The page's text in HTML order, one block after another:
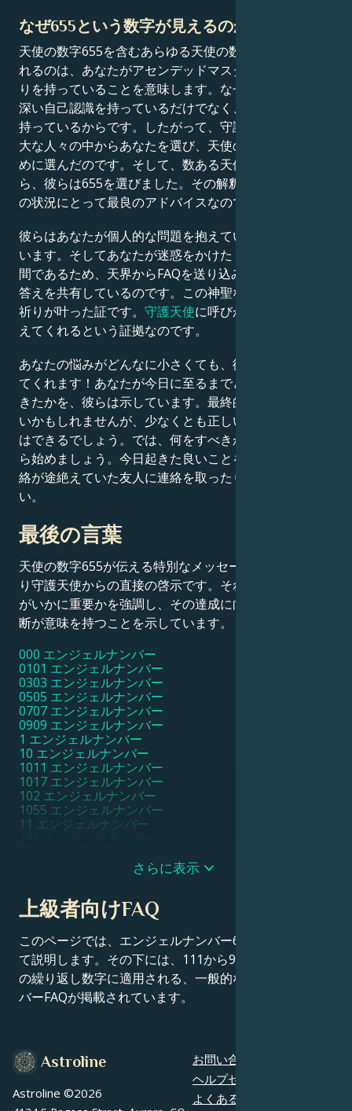
なぜ655という数字が見えるのか？
天使の数字655を含むあらゆる天使の数字が繰り返し現
れるのは、あなたがアセンデッドマスターと強いつなが
りを持っていることを意味します。なぜなら、あなたは
深い自己認識を持っているだけでなく、成長への渇望も
持っているからです。したがって、守護天使たちは、膨
大な人々の中からあなたを選び、天使の数字を広めるた
めに選んだのです。そして、数ある天使の数字の中か
ら、彼らは655を選びました。その解釈は、今のあなた
の状況にとって最良のアドバイスなのです。
彼らはあなたが個人的な問題を抱えていることを知って
います。そしてあなたが迷惑をかけたくないタイプの人
間であるため、天界からFAQを送り込み、ここに明確な
答えを共有しているのです。この神聖な導きはあなたの
祈りが叶った証です。 守護天使に呼びかければ、時に応
えてくれるという証拠なのです。
あなたの悩みがどんなに小さくても、彼らは喜んで助け
てくれます！あなたが今日に至るまでどれほど努力して
きたかを、彼らは示しています。最終的な決断は下せな
いかもしれませんが、少なくとも正しい方向へ導くこと
はできるでしょう。では、何をすべきか？小さなことか
ら始めましょう。今日起きた良いことを見つけたり、連
絡が途絶えていた友人に連絡を取ったりしてみてくださ
い。
最後の言葉
天使の数字655が伝える特別なメッセージは、前述の通
り守護天使からの直接の啓示です。それはあなたの目標
がいかに重要かを強調し、その達成に向けたあらゆる決
断が意味を持つことを示しています。
000 エンジェルナンバー
0101 エンジェルナンバー
0303 エンジェルナンバー
0505 エンジェルナンバー
0707 エンジェルナンバー
0909 エンジェルナンバー
1 エンジェルナンバー
10 エンジェルナンバー
1011 エンジェルナンバー
1017 エンジェルナンバー
102 エンジェルナンバー
1055 エンジェルナンバー
11 エンジェルナンバー
11111 エンジェルナンバー
1115 エンジェルナンバー
1117 エンジェルナンバー
1119 エンジェルナンバー
112 エンジェルナンバー
115 エンジェルナンバー
116 エンジェルナンバー
119 エンジェルナンバー
12 エンジェルナンバー
121 エンジェルナンバー
1221 エンジェルナンバー
1255 エンジェルナンバー
13 エンジェルナンバー
131 エンジェルナンバー
1313 エンジェルナンバー
1331 エンジェルナンバー
さらに表示
上級者向けFAQ
このページでは、エンジェルナンバー655の意味につい
て説明します。その下には、111から9999までのすべて
の繰り返し数字に適用される、一般的なエンジェルナン
バーFAQが掲載されています。
Astroline
Astroline ©2026
お問い合わせ
ヘルプセンター
よくあるご質問